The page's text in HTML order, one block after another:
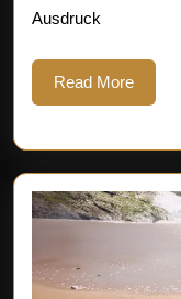
Ausdruck
Read MoreRead
More